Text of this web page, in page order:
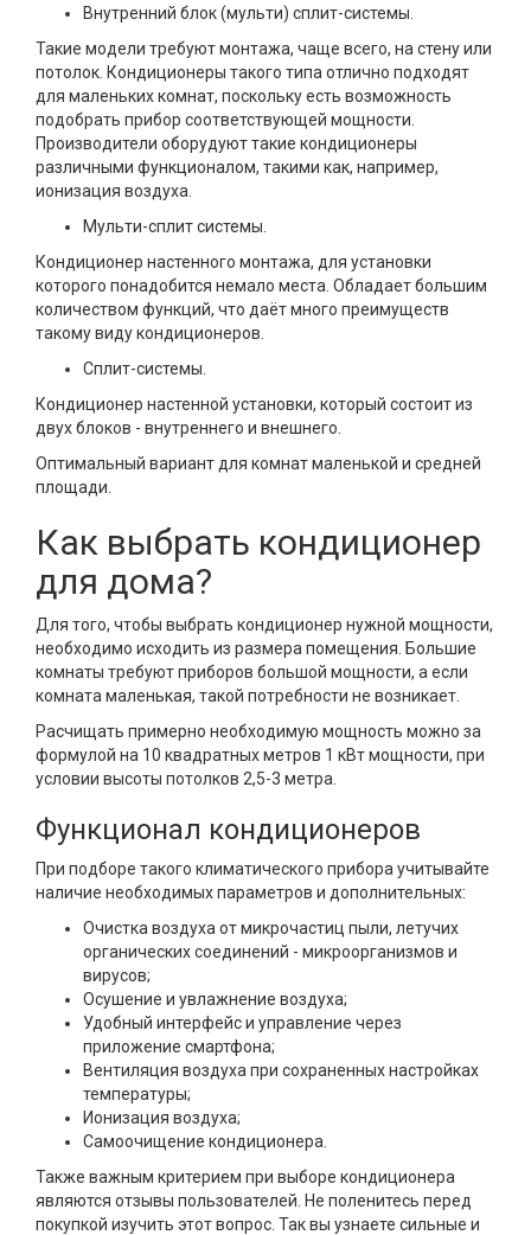
Внутренний блок (мульти) сплит-системы.
Такие модели требуют монтажа, чаще всего, на стену или
потолок. Кондиционеры такого типа отлично подходят
для маленьких комнат, поскольку есть возможность
подобрать прибор соответствующей мощности.
Производители оборудуют такие кондиционеры
различными функционалом, такими как, например,
ионизация воздуха.
Мульти-сплит системы.
Кондиционер настенного монтажа, для установки
которого понадобится немало места. Обладает большим
количеством функций, что даёт много преимуществ
такому виду кондиционеров.
Сплит-системы.
Кондиционер настенной установки, который состоит из
двух блоков - внутреннего и внешнего.
Оптимальный вариант для комнат маленькой и средней
площади.
Как выбрать кондиционер
для дома?
Для того, чтобы выбрать кондиционер нужной мощности,
необходимо исходить из размера помещения. Большие
комнаты требуют приборов большой мощности, а если
комната маленькая, такой потребности не возникает.
Расчищать примерно необходимую мощность можно за
формулой на 10 квадратных метров 1 кВт мощности, при
условии высоты потолков 2,5-3 метра.
Функционал кондиционеров
При подборе такого климатического прибора учитывайте
наличие необходимых параметров и дополнительных:
Очистка воздуха от микрочастиц пыли, летучих
органических соединений - микроорганизмов и
вирусов;
Осушение и увлажнение воздуха;
Удобный интерфейс и управление через
приложение смартфона;
Вентиляция воздуха при сохраненных настройках
температуры;
Ионизация воздуха;
Самоочищение кондиционера.
Также важным критерием при выборе кондиционера
являются отзывы пользователей. Не поленитесь перед
покупкой изучить этот вопрос. Так вы узнаете сильные и